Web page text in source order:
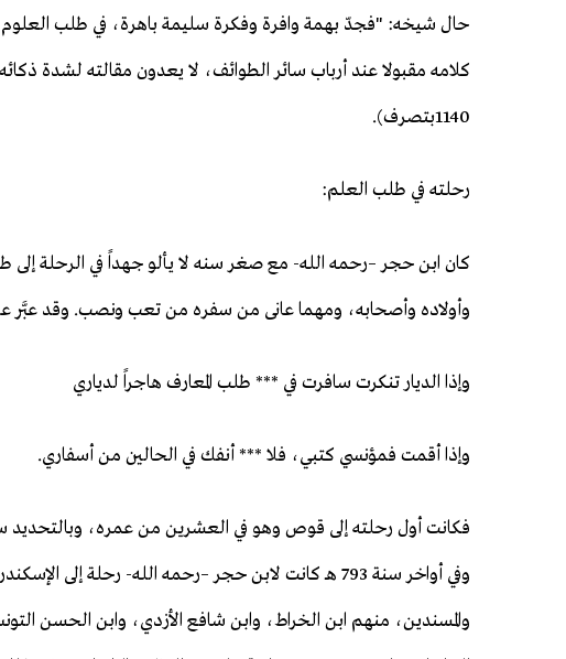
حال شيخه: "فجدّ بهمة وافرة وفكرة سليمة باهرة، في طلب العلوم
1140بتصرف).
رحلته في طلب العلم:
كان ابن حجر –رحمه الله- مع صغر سنه لا يألو جهداً في الرحلة
وأولاده وأصحابه، ومهما عانى من سفره من تعب ونصب. وقد عبَّر
وإذا الديار تنكرت سافرت في *** طلب المعارف هاجراً لدياري
وإذا أقمت فمؤنسي كتبي، فلا *** أنفك في الحالين من أسفاري.
وفي أواخر سنة 793 هـ كانت لابن حجر –رحمه الله- رحلة
والمسندين، منهم ابن الخراط، وابن شافع الأزدي، وابن الحسن